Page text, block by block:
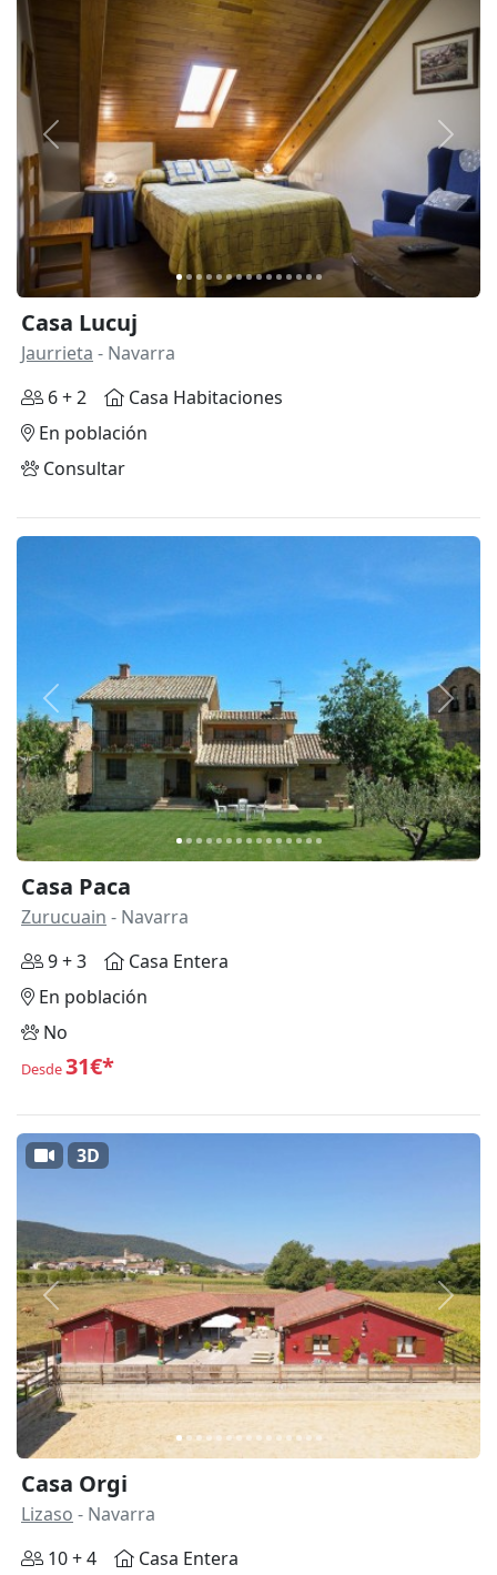
Anterior
Casa Lucuj
Jaurrieta - Navarra
6 + 2
Casa Habitaciones
En población
Consultar
Anterior
Casa Paca
Zurucuain - Navarra
9 + 3
Casa Entera
En población
No
Desde31€*
Anterior
3D
Casa Orgi
Lizaso - Navarra
10 + 4
Casa Entera